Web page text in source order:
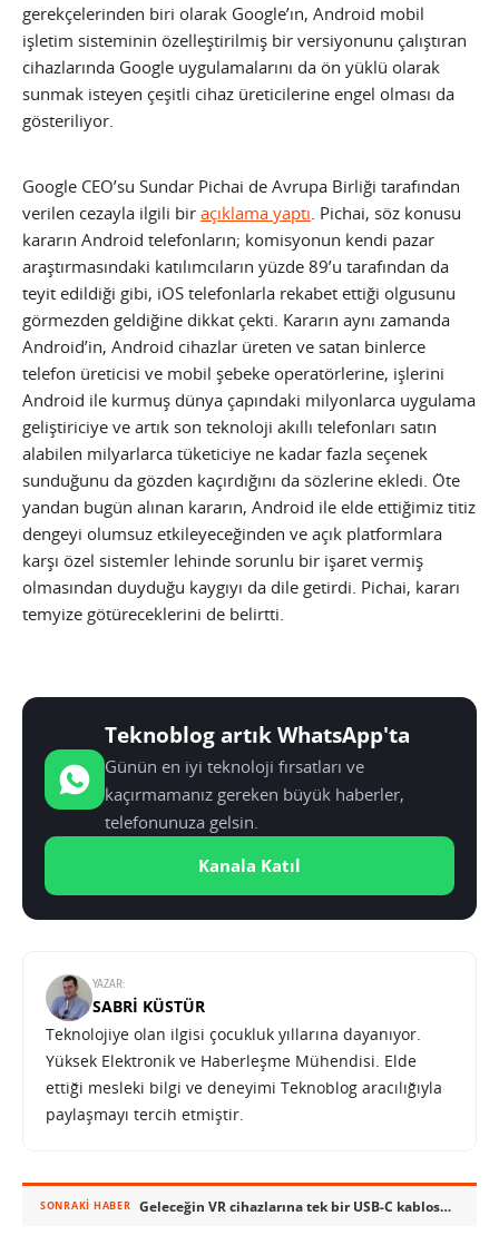
gerekçelerinden biri olarak Google’ın, Android mobil
işletim sisteminin özelleştirilmiş bir versiyonunu çalıştıran
cihazlarında Google uygulamalarını da ön yüklü olarak
sunmak isteyen çeşitli cihaz üreticilerine engel olması da
gösteriliyor.
Google CEO’su Sundar Pichai de Avrupa Birliği tarafından
verilen cezayla ilgili bir açıklama yaptı. Pichai, söz konusu
kararın Android telefonların; komisyonun kendi pazar
araştırmasındaki katılımcıların yüzde 89’u tarafından da
teyit edildiği gibi, iOS telefonlarla rekabet ettiği olgusunu
görmezden geldiğine dikkat çekti. Kararın aynı zamanda
Android’in, Android cihazlar üreten ve satan binlerce
telefon üreticisi ve mobil şebeke operatörlerine, işlerini
Android ile kurmuş dünya çapındaki milyonlarca uygulama
geliştiriciye ve artık son teknoloji akıllı telefonları satın
alabilen milyarlarca tüketiciye ne kadar fazla seçenek
sunduğunu da gözden kaçırdığını da sözlerine ekledi. Öte
yandan bugün alınan kararın, Android ile elde ettiğimiz titiz
dengeyi olumsuz etkileyeceğinden ve açık platformlara
karşı özel sistemler lehinde sorunlu bir işaret vermiş
olmasından duyduğu kaygıyı da dile getirdi. Pichai, kararı
temyize götüreceklerini de belirtti.
Teknoblog artık WhatsApp'ta
Günün en iyi teknoloji fırsatları ve
kaçırmamanız gereken büyük haberler,
telefonunuza gelsin.
Kanala Katıl
YAZAR:
SABRI KÜSTÜR
Teknolojiye olan ilgisi çocukluk yıllarına dayanıyor.
Yüksek Elektronik ve Haberleşme Mühendisi. Elde
ettiği mesleki bilgi ve deneyimi Teknoblog aracılığıyla
paylaşmayı tercih etmiştir.
SONRAKI HABER Geleceğin VR cihazlarına tek bir USB-C kablosu yetecek